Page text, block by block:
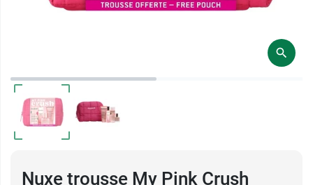
Nuxe trousse My Pink Crush